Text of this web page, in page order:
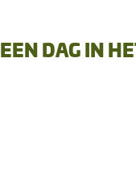
EEN DAG IN